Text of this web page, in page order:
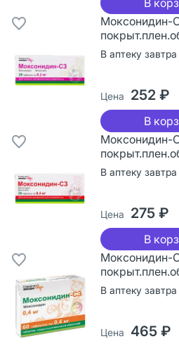
Моксонидин-
В аптеку
Цена 252 ₽
В
Моксонидин-
В аптеку
Цена 275 ₽
В
Моксонидин-
В аптеку
Цена 465 ₽